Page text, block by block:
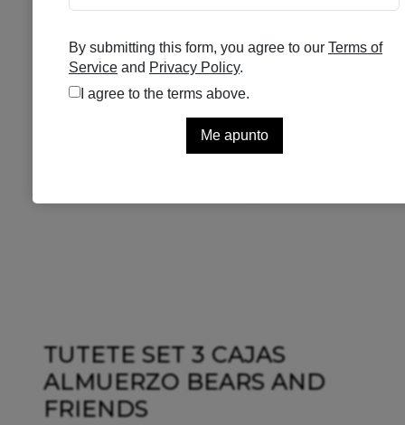
TUTETE SET 3 CAJAS
ALMUERZO BEARS AND
FRIENDS